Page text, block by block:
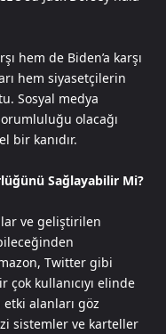
hem de Biden’a karşı
hem siyasetçilerin
Sosyal medya
olacağı
bir kanıdır.
Sağlayabilir Mi?
ve geliştirilen
Twitter gibi
kullanıcıyı elinde
alanları göz
sistemler ve karteller